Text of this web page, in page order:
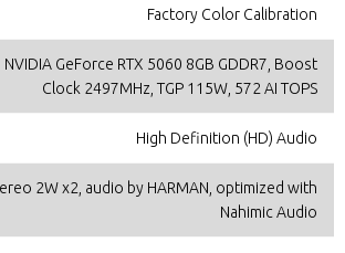
Factory Color Calibration
NVIDIA GeForce RTX 5060 8GB GDDR7, Boost
Clock 2497MHz, TGP 115W, 572 AI TOPS
High Definition (HD) Audio
2W x2, audio by HARMAN, optimized with
Nahimic Audio